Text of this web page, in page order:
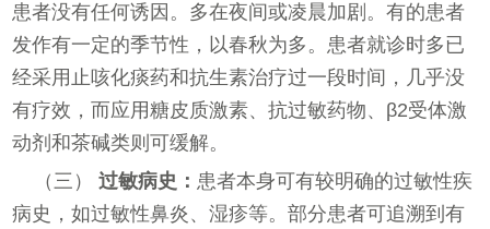
患者没有任何诱因。多在夜间或凌晨加剧。有的患者
发作有一定的季节性，以春秋为多。患者就诊时多已
经采用止咳化痰药和抗生素治疗过一段时间，几乎没
有疗效，而应用糖皮质激素、抗过敏药物、β2受体激
动剂和茶碱类则可缓解。
（三）过敏病史： 患者本身可有较明确的过敏性疾
病史，如过敏性鼻炎、湿疹等。部分患者可追溯到有